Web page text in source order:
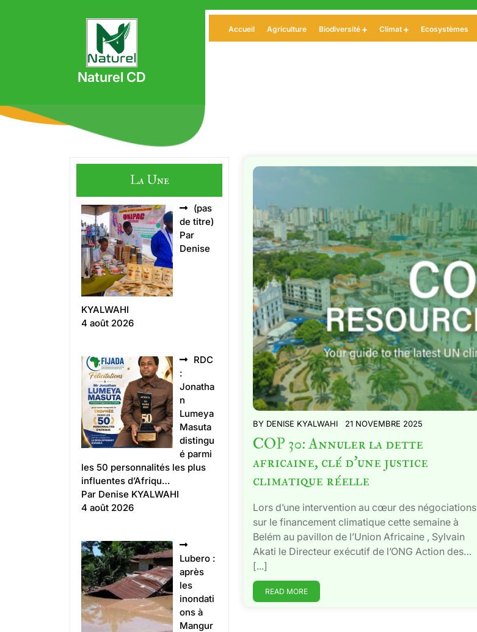
Naturel CD
Accueil Agriculture Biodiversité Climat Ecosystèmes
La Une
(pas
de titre)
Par
Denise
KYALWAHI
4 août 2026
RDC
:
Jonatha
n
Lumeya
Masuta
distingu
é parmi
les 50 personnalités les plus
influentes d’Afriqu…
Par Denise KYALWAHI
4 août 2026
Lubero :
après
les
inondati
ons à
Mangur
BY DENISE KYALWAHI 21 NOVEMBRE 2025
COP 30: Annuler la dette
africaine, clé d’une justice
climatique réelle
Lors d’une intervention au cœur des négociations
sur le financement climatique cette semaine à
Belém au pavillon de l’Union Africaine , Sylvain
Akati le Directeur exécutif de l’ONG Action des…
[...]
READ MORE